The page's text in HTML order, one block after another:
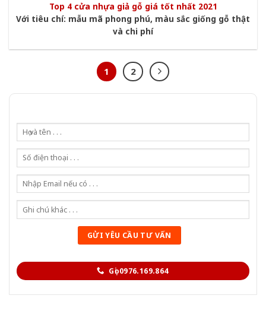
Top 4 cửa nhựa giả gỗ giá tốt nhất 2021
Với tiêu chí: mẫu mã phong phú, màu sắc giống gỗ thật
và chi phí
1 2
Gọi 0976.169.864